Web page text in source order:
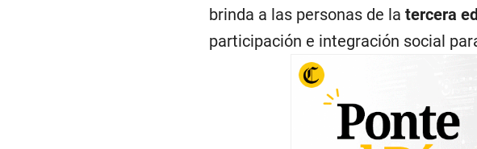
brinda a las personas de la tercera
participación e integración social